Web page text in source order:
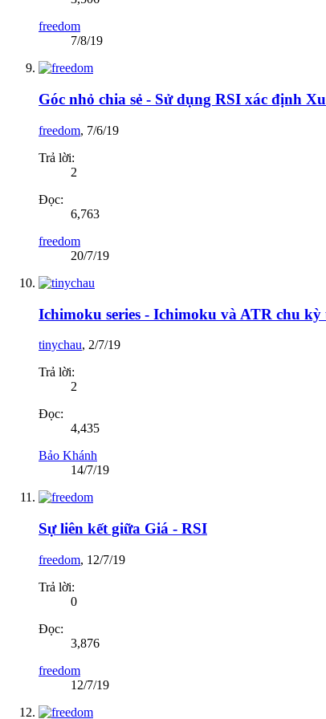
freedom
7/8/19
Góc nhỏ chia sẻ - Sử dụng RSI xác định
freedom, 7/6/19
Trả lời:
2
Đọc:
6,763
freedom
20/7/19
Ichimoku series - Ichimoku và ATR chu
tinychau, 2/7/19
Trả lời:
2
Đọc:
4,435
Bảo Khánh
14/7/19
Sự liên kết giữa Giá - RSI
freedom, 12/7/19
Trả lời:
0
Đọc:
3,876
freedom
12/7/19